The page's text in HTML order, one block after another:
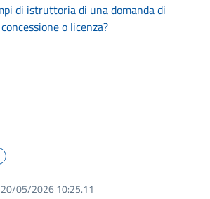
di istruttoria di una domanda di
o licenza?
20/05/2026 10:25.11